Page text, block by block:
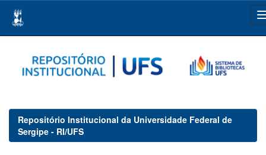
navigation
Repositório Institucional da Universidade Federal de
Sergipe - RI/UFS